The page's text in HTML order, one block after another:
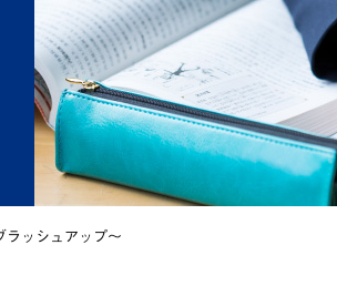
修大ひろしま協創が目指す教育
広島修道大学との連携
海外協定校・姉妹校
施設・設備
生徒数
[高校]
[高校]
探究
GCP
国際理
ラッシュアップ～